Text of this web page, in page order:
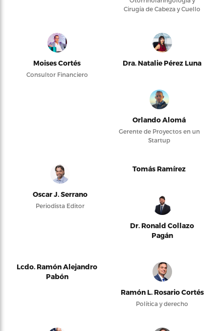
Cirugía de Cabeza y Cuello
Moises Cortés
Consultor Financiero
Dra. Natalie Pérez Luna
Orlando Alomá
Gerente de Proyectos en un
Startup
Oscar J. Serrano
Periodista Editor
Tomás Ramírez
Dr. Ronald Collazo
Pagán
Lcdo. Ramón Alejandro
Pabón
Ramón L. Rosario Cortés
Política y derecho